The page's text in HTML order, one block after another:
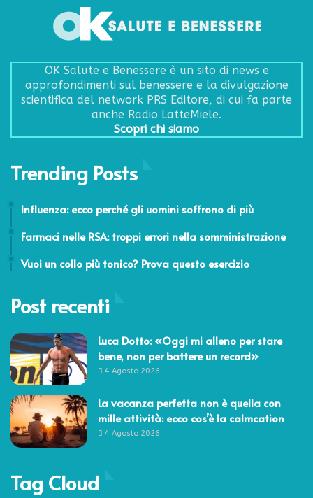
OK Salute e Benessere è un sito di news e
approfondimenti sul benessere e la divulgazione
scientifica del network PRS Editore, di cui fa parte
anche Radio LatteMiele.
Scopri chi siamo
Trending Posts
Influenza: ecco perché gli uomini soffrono di più
Farmaci nelle RSA: troppi errori nella somministrazione
Vuoi un collo più tonico? Prova questo esercizio
Post recenti
Luca Dotto: «Oggi mi alleno per stare
bene, non per battere un record»
4 Agosto 2026
La vacanza perfetta non è quella con
mille attività: ecco cos’è la calmcation
4 Agosto 2026
Tag Cloud